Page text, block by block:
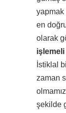
yapmak
en
olarak
İstiklal
zaman
şekilde